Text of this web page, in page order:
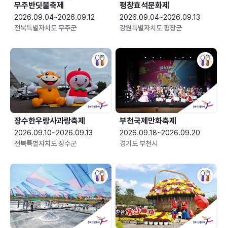
무주반딧불축제
2026.09.04~2026.09.12
전북특별자치도 무주군
평창효석문화제
2026.09.04~2026.09.13
강원특별자치도 평창군
장수한우랑사과랑축제
2026.09.10~2026.09.13
전북특별자치도 장수군
부천국제만화축제
2026.09.18~2026.09.20
경기도 부천시